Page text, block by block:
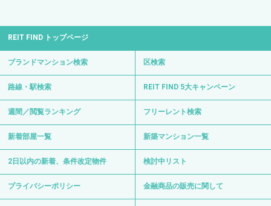
REIT FIND トップページ
ブランドマンション検索 区検索
路線・駅検索 REIT FIND 5大キャンペーン
週間／閲覧ランキング フリーレント検索
新着部屋一覧 新築マンション一覧
2日以内の新着、条件改定物件 検討中リスト
プライバシーポリシー 金融商品の販売に関して